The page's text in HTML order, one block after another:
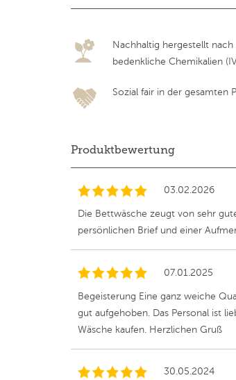
Nachhaltig hergestellt
bedenkliche Chemikalien
Sozial fair in der gesamten
Produktbewertung
03.02.2026
Die Bettwäsche zeugt von sehr
persönlichen Brief und einer
07.01.2025
Begeisterung Eine ganz weiche
gut aufgehoben. Das Personal ist
Wäsche kaufen. Herzlichen Gruß
30.05.2024